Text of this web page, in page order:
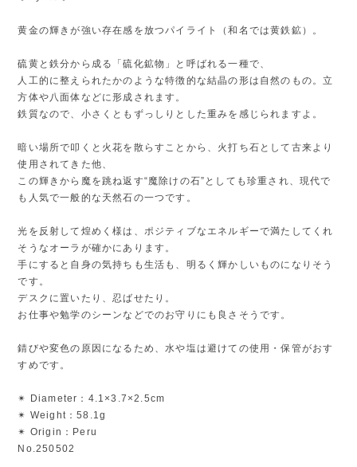
黄金の輝きが強い存在感を放つパイライト（和名では黄鉄鉱）。
硫黄と鉄分から成る「硫化鉱物」と呼ばれる一種で、
人工的に整えられたかのような特徴的な結晶の形は自然のもの。立
方体や八面体などに形成されます。
鉄質なので、小さくともずっしりとした重みを感じられますよ。
暗い場所で叩くと火花を散らすことから、火打ち石として古来より
使用されてきた他、
この輝きから魔を跳ね返す“魔除けの石”としても珍重され、現代で
も人気で一般的な天然石の一つです。
光を反射して煌めく様は、ポジティブなエネルギーで満たしてくれ
そうなオーラが確かにあります。
手にすると自身の気持ちも生活も、明るく輝かしいものになりそう
です。
デスクに置いたり、忍ばせたり。
お仕事や勉学のシーンなどでのお守りにも良さそうです。
錆びや変色の原因になるため、水や塩は避けての使用・保管がおす
すめです。
✴︎ Diameter：4.1×3.7×2.5cm
✴︎ Weight：58.1g
✴︎ Origin：Peru
No.250502